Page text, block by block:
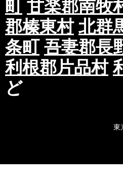
町 甘楽郡南牧
郡榛東村 北群
条町 吾妻郡長
利根郡片品村
ど
東